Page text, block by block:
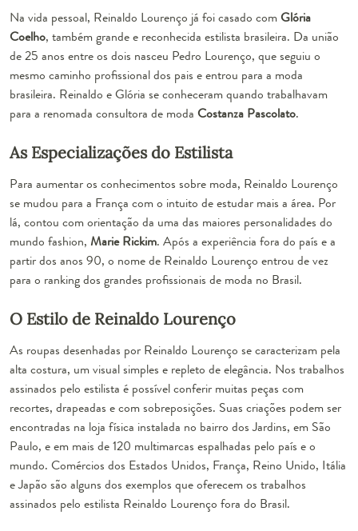
Na vida pessoal, Reinaldo Lourenço já foi casado comGlória
Coelho, também grande e reconhecida estilista brasileira. Da união
de 25 anos entre os dois nasceu Pedro Lourenço, que seguiu o
mesmo caminho profissional dos pais e entrou para a moda
brasileira. Reinaldo e Glória se conheceram quando trabalhavam
para a renomada consultora de moda Costanza Pascolato.
As Especializações do Estilista
Para aumentar os conhecimentos sobre moda, Reinaldo Lourenço
se mudou para a França com o intuito de estudar mais a área. Por
lá, contou com orientação da uma das maiores personalidades do
mundo fashion, Marie Rickim. Após a experiência fora do país e a
partir dos anos 90, o nome de Reinaldo Lourenço entrou de vez
para o ranking dos grandes profissionais de moda no Brasil.
O Estilo de Reinaldo Lourenço
As roupas desenhadas por Reinaldo Lourenço se caracterizam pela
alta costura, um visual simples e repleto de elegância. Nos trabalhos
assinados pelo estilista é possível conferir muitas peças com
recortes, drapeadas e com sobreposições. Suas criações podem ser
encontradas na loja física instalada no bairro dos Jardins, em São
Paulo, e em mais de 120 multimarcas espalhadas pelo país e o
mundo. Comércios dos Estados Unidos, França, Reino Unido, Itália
e Japão são alguns dos exemplos que oferecem os trabalhos
assinados pelo estilista Reinaldo Lourenço fora do Brasil.